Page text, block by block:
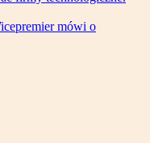
mówi o